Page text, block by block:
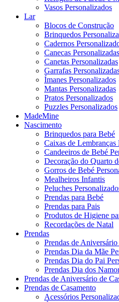
Vasos Personalizados
Lar
Blocos de Construção
Brinquedos
Cadernos
Canecas Personalizadas
Canetas Personalizadas
Garrafas
Ímanes Personalizados
Mantas Personalizadas
Pratos Personalizados
Puzzles Personalizados
MadeMine
Nascimento
Brinquedos para Bebé
Caixas de Lembranças
Candeeiros de Bebé
Decoração do Quarto
Gorros de Bebé
Mealheiros Infantis
Peluches
Prendas para Bebé
Prendas para Pais
Produtos de Higiene
Recordações de Natal
Prendas
Prendas de
Prendas Dia da Mãe
Prendas Dia do Pai
Prendas Dia dos
Prendas de Aniversário de
Prendas de Casamento
Acessórios